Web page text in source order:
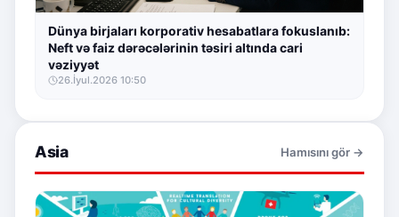
Dünya birjaları korporativ hesabatlara fokuslanıb:
Neft və faiz dərəcələrinin təsiri altında cari
vəziyyət
26.İyul.2026 10:50
Asia Hamısını gör →